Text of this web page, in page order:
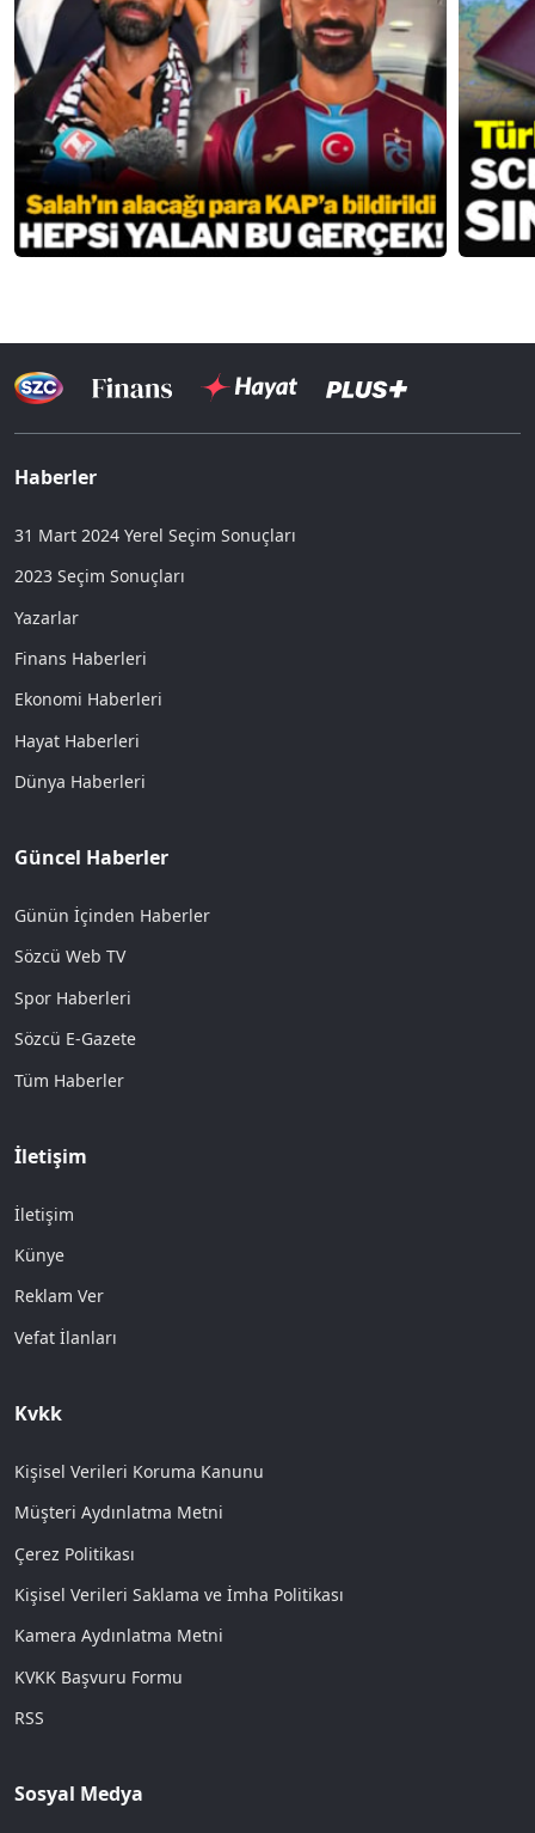
Haberler
31 Mart 2024 Yerel Seçim Sonuçları
2023 Seçim Sonuçları
Yazarlar
Finans Haberleri
Ekonomi Haberleri
Hayat Haberleri
Dünya Haberleri
Güncel Haberler
Günün İçinden Haberler
Sözcü Web TV
Spor Haberleri
Sözcü E-Gazete
Tüm Haberler
İletişim
İletişim
Künye
Reklam Ver
Vefat İlanları
Kvkk
Kişisel Verileri Koruma Kanunu
Müşteri Aydınlatma Metni
Çerez Politikası
Kişisel Verileri Saklama ve İmha Politikası
Kamera Aydınlatma Metni
KVKK Başvuru Formu
RSS
Sosyal Medya